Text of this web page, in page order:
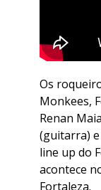
Os
Monkees,
Renan
(guitarra)
line up do
acontece
Fortaleza.